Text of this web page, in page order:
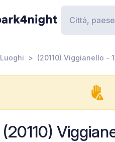
Luoghi (20110) Viggianello -
(20110)